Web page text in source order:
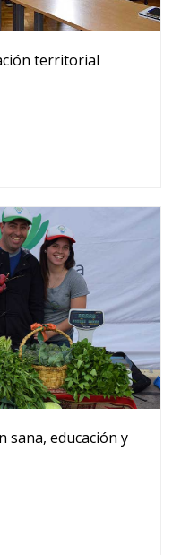
territorial
sana, educación y